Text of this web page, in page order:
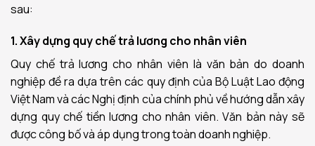
sau:
1. Xây dựng quy chế trả lương cho nhân viên
Quy chế trả lương cho nhân viên là văn bản do doanh
nghiệp đề ra dựa trên các quy định của Bộ Luật Lao động
Việt Nam và các Nghị định của chính phủ về hướng dẫn xây
dựng quy chế tiền lương cho nhân viên. Văn bản này sẽ
được công bố và áp dụng trong toàn doanh nghiệp.